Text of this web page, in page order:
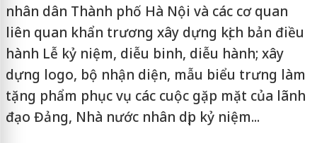
nhân dân Thành phố Hà Nội và các cơ quan
liên quan khẩn trương xây dựng kịch bản điều
hành Lễ kỷ niệm, diễu binh, diễu hành; xây
dựng logo, bộ nhận diện, mẫu biểu trưng làm
tặng phẩm phục vụ các cuộc gặp mặt của lãnh
đạo Đảng, Nhà nước nhân dịp kỷ niệm...